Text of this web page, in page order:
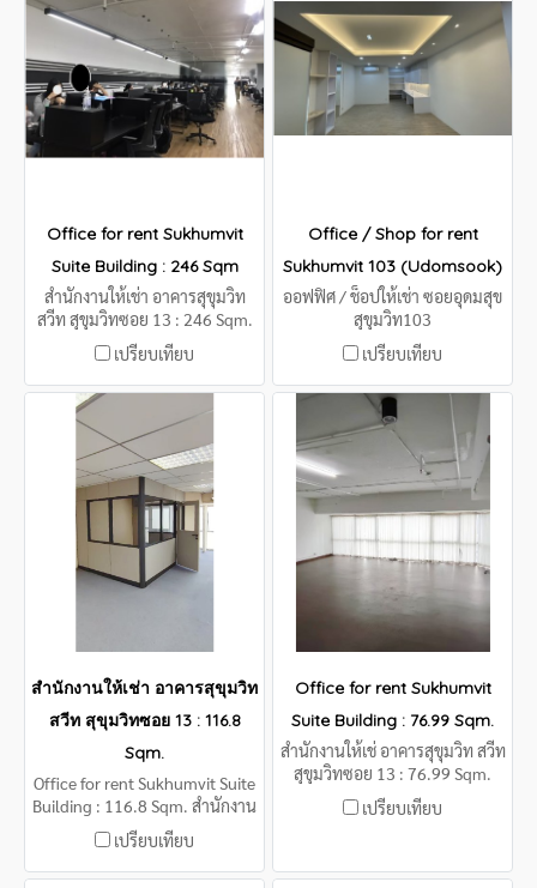
Office for rent Sukhumvit
Suite Building : 246 Sqm
สำนักงานให้เช่า อาคารสุขุมวิท
สวีท สุขุมวิทซอย 13 : 246 Sqm.
เปรียบเทียบ
Office / Shop for rent
Sukhumvit 103 (Udomsook)
ออฟฟิศ / ช็อปให้เช่า ซอยอุดมสุข
สุขุมวิท103
เปรียบเทียบ
สำนักงานให้เช่า อาคารสุขุมวิท
สวีท สุขุมวิทซอย 13 : 116.8
Sqm.
Office for rent Sukhumvit Suite
Building : 116.8 Sqm. สำนักงาน
ให้เช่า อาคารสุขุมวิท สวีท สุขุมวิท
ซอย 13 : 116.8 Sqm. (ว่าง)
เปรียบเทียบ
Office for rent Sukhumvit
Suite Building : 76.99 Sqm.
สำนักงานให้เช่ อาคารสุขุมวิท สวีท
สุขุมวิทซอย 13 : 76.99 Sqm.
เปรียบเทียบ